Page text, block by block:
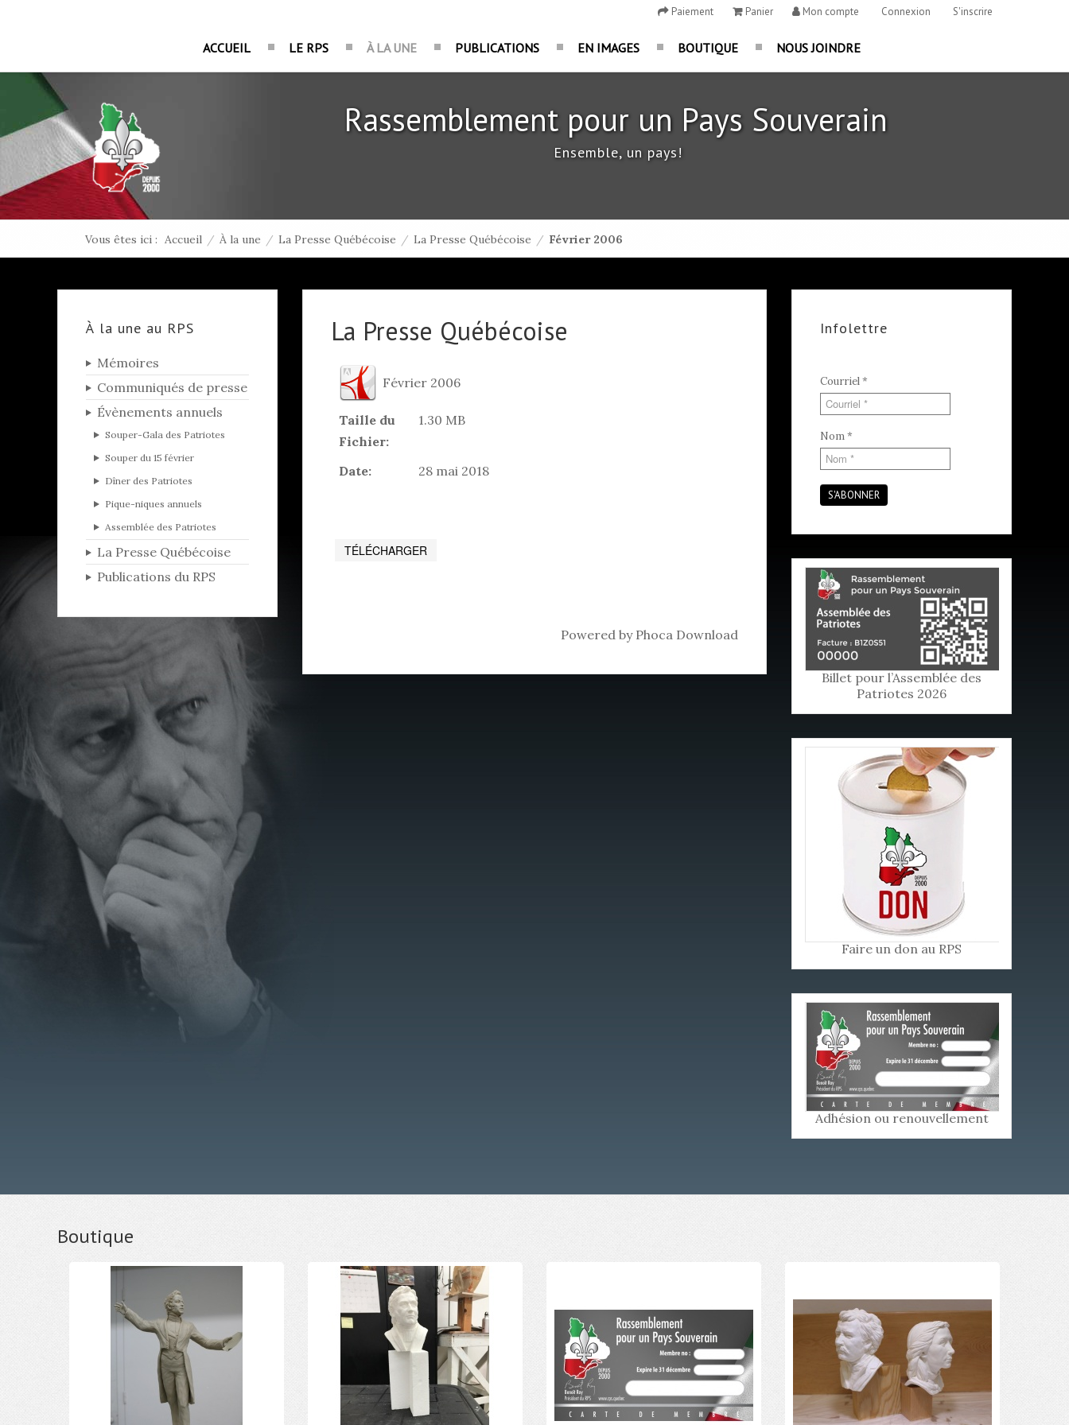
Paiement Panier Mon compte Connexion S'inscrire
ACCUEIL LE RPS À LA UNE PUBLICATIONS EN IMAGES BOUTIQUE NOUS JOINDRE
Rassemblement pour un Pays Souverain
Ensemble, un pays!
Vous êtes ici : Accueil / À la une / La Presse Québécoise / La Presse Québécoise / Février 2006
À la une au RPS
Mémoires
Communiqués de presse
Évènements annuels
Souper-Gala des Patriotes
Souper du 15 février
Dîner des Patriotes
Pique-niques annuels
Assemblée des Patriotes
La Presse Québécoise
Publications du RPS
La Presse Québécoise
Février 2006
Taille du
Fichier:
1.30 MB
Date: 28 mai 2018
Powered by Phoca Download
Infolettre
Courriel*
Nom*
S'ABONNER
Billet pour l’Assemblée des
Patriotes 2026
Faire un don au RPS
Adhésion ou renouvellement
Boutique